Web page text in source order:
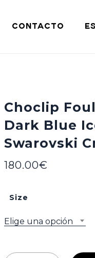
CONTACTO ES
Choclip
Dark Blue
Swarovski
180.00€
Size
Elige una opción